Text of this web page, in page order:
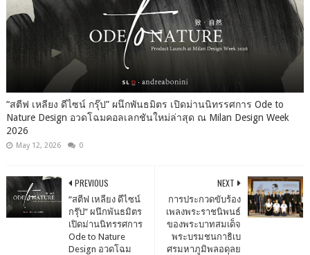
“สตีฟ เหลียง ดีไซน์ กรุ๊ป” ผนึกพันธมิตร เปิดม่านนิทรรศการ Ode to
Nature Design อวดโฉมคอลเลกชันใหม่ล่าสุด ณ Milan Design Week
2026
May 12, 2026 0
NEXT
การประกวดขับร้อง
เพลงพระราชนิพนธ์
ของพระบาทสมเด็จ
พระบรมชนกาธิเบ
ศรมหาภูมิพลอดุลย
PREVIOUS
“สตีฟ เหลียง ดีไซน์
กรุ๊ป” ผนึกพันธมิตร
เปิดม่านนิทรรศการ
Ode to Nature
Design อวดโฉม